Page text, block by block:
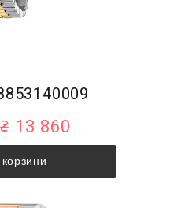
13 860